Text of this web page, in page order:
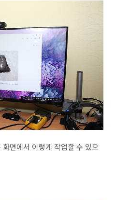
면에서 이렇게 작업할 수 있으